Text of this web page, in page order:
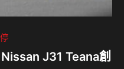
J31 Teana創